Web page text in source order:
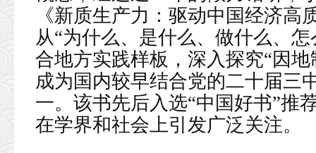
《新质生产力：驱动中国经济
从“为什么、是什么、做什么、
合地方实践样板，深入探究“因
成为国内较早结合党的二十届三
一。该书先后入选“中国好书”推
在学界和社会上引发广泛关注。